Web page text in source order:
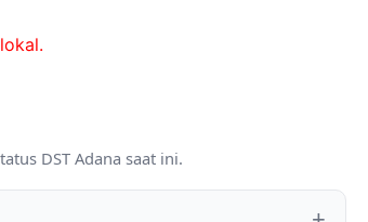
DST Adana saat ini.